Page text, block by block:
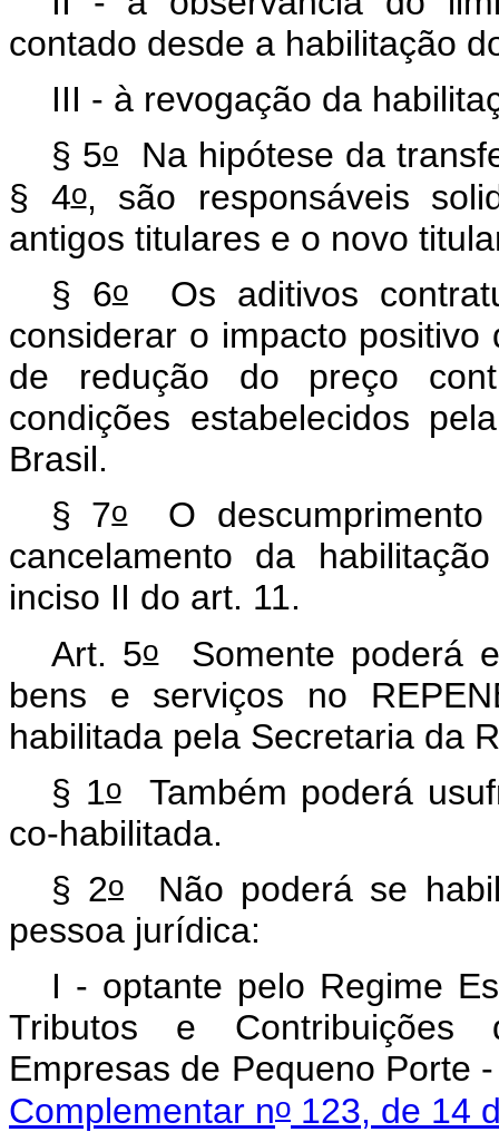
contado desde a habilitação
III - à revogação da
§ 5o
Na hipótese da
§ 4o, são responsáveis
antigos titulares e o novo
§ 6oOs aditivos
considerar o impacto
de redução do preço
condições estabelecidos
Brasil.
§ 7oO
cancelamento da
inciso II do art. 11.
Art. 5oSomente poderá
bens e serviços no
habilitada pela Secretaria da
§ 1oTambém poderá
co-habilitada.
§ 2o
Não poderá se
pessoa jurídica:
I - optante pelo Regime
Tributos e Contribuições
Empresas de Pequeno Porte
Complementar no 123, de 14